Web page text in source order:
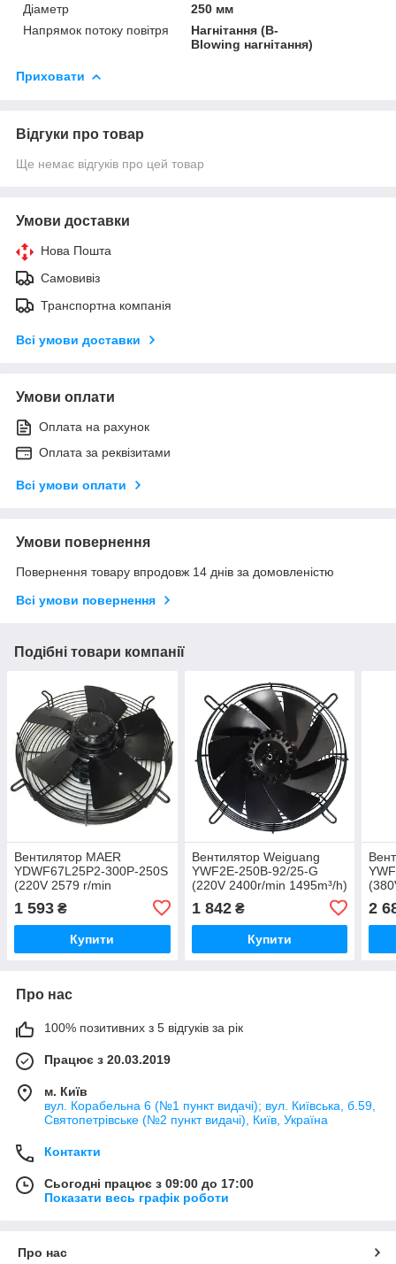
Діаметр
250 мм
Напрямок потоку повітря
Нагнітання (B-
Blowing нагнітання)
Приховати
Відгуки про товар
Ще немає відгуків про цей товар
Умови доставки
Нова Пошта
Самовивіз
Транспортна компанія
Всі умови доставки
Умови оплати
Оплата на рахунок
Оплата за реквізитами
Всі умови оплати
Умови повернення
Повернення товару впродовж 14 днів за домовленістю
Всі умови повернення
Подібні товари компанії
Вентилятор MAER
YDWF67L25P2-300P-250S
(220V 2579 r/min
1 593 ₴
Купити
Вентилятор Weiguang
YWF2E-250B-92/25-G
(220V 2400r/min 1495m³/h)
1 842₴
Купити
2
Про нас
100% позитивних з 5 відгуків за рік
Працює з 20.03.2019
м. Київ
вул. Корабельна 6 (№1 пункт видачі); вул. Київська, б.59,
Святопетрівське (№2 пункт видачі), Київ, Україна
Контакти
Сьогодні працює з 09:00 до 17:00
Показати весь графік роботи
Про нас